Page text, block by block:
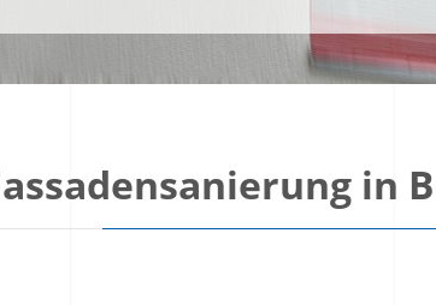
in